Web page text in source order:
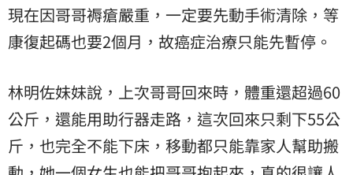
現在因哥哥褥瘡嚴重，一定要先動手術清除，等
康復起碼也要2個月，故癌症治療只能先暫停。
林明佐妹妹說，上次哥哥回來時，體重還超過60
公斤，還能用助行器走路，這次回來只剩下55公
斤，也完全不能下床，移動都只能靠家人幫助搬